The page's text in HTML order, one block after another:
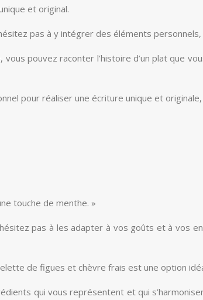
et original.
pas à y intégrer des éléments
pouvez raconter l’histoire d’un plat que
pour réaliser une écriture unique et
touche de menthe. »
pas à les adapter à vos goûts et à vos
de figues et chèvre frais est une option
qui vous représentent et qui